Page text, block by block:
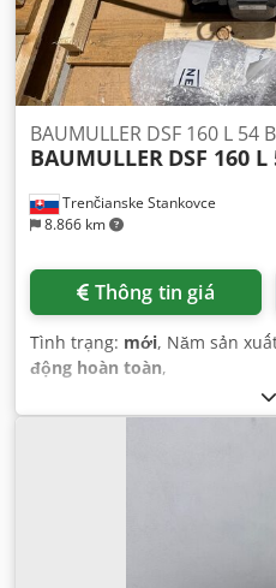
Trenčianske Stankovce
8.866 km
BAUMULLER DSF 160 L 54
BAUMULLER DSF 160
Thông tin giá
Tình trạng: mới, Năm sản
động hoàn toàn,